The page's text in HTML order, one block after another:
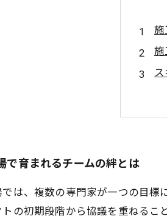
施
施
施
で育まれるチームの絆とは
は、複数の専門家が一つの目標
の初期段階から協議を重ねるこ